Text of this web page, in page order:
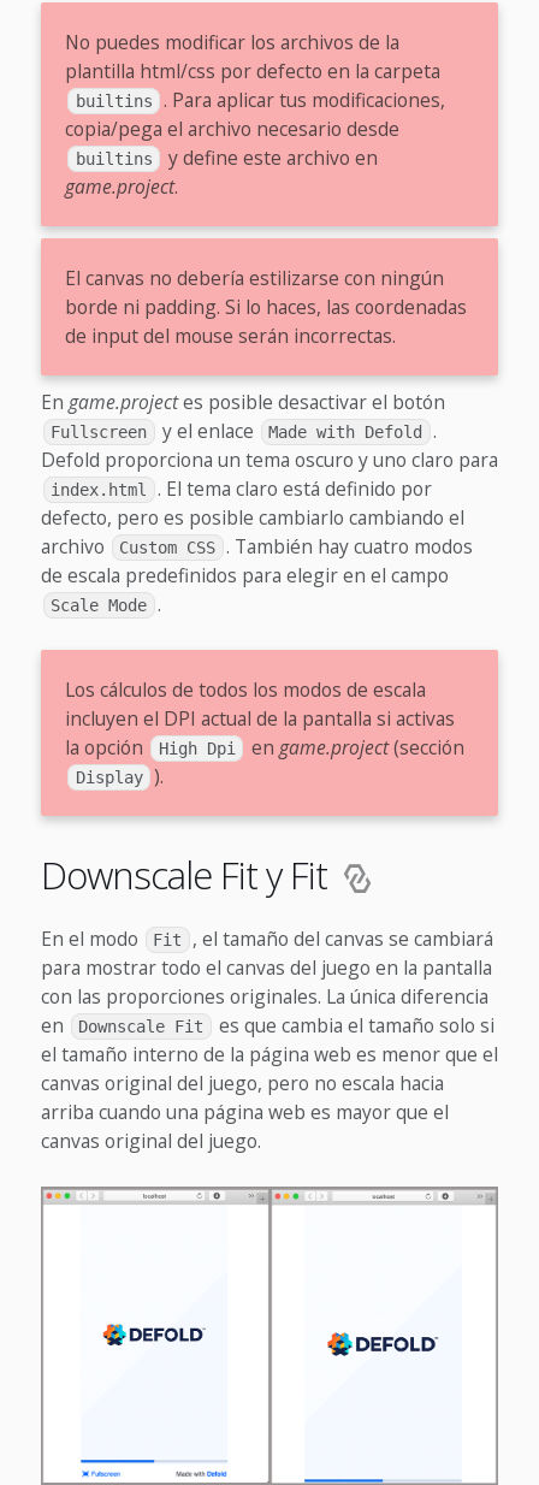
No puedes modificar los archivos de la
plantilla html/css por defecto en la carpeta
builtins
. Para aplicar tus modificaciones,
copia/pega el archivo necesario desde
builtins
y define este archivo en
game.project.
El canvas no debería estilizarse con ningún
borde ni padding. Si lo haces, las coordenadas
de input del mouse serán incorrectas.
En game.projectes posible desactivar el botón
Fullscreen y el enlace Made with Defold
.
Defold proporciona un tema oscuro y uno claro para
index.html
. El tema claro está definido por
defecto, pero es posible cambiarlo cambiando el
archivo
Custom CSS . También hay cuatro modos
de escala predefinidos para elegir en el campo
Scale Mode .
Los cálculos de todos los modos de escala
incluyen el DPI actual de la pantalla si activas
la opción
High Dpi en game.project(sección
Display ).
Downscale Fit y Fit
En el modo Fit
, el tamaño del canvas se cambiará
para mostrar todo el canvas del juego en la pantalla
con las proporciones originales. La única diferencia
en
Downscale Fit
es que cambia el tamaño solo si
el tamaño interno de la página web es menor que el
canvas original del juego, pero no escala hacia
arriba cuando una página web es mayor que el
canvas original del juego.